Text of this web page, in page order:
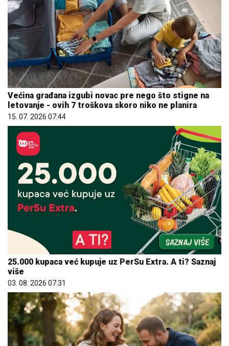
Većina građana izgubi novac pre nego što stigne na
letovanje - ovih 7 troškova skoro niko ne planira
15. 07. 2026 07:44
25.000 kupaca već kupuje uz PerSu Extra. A ti? Saznaj
više
03. 08. 2026 07:31